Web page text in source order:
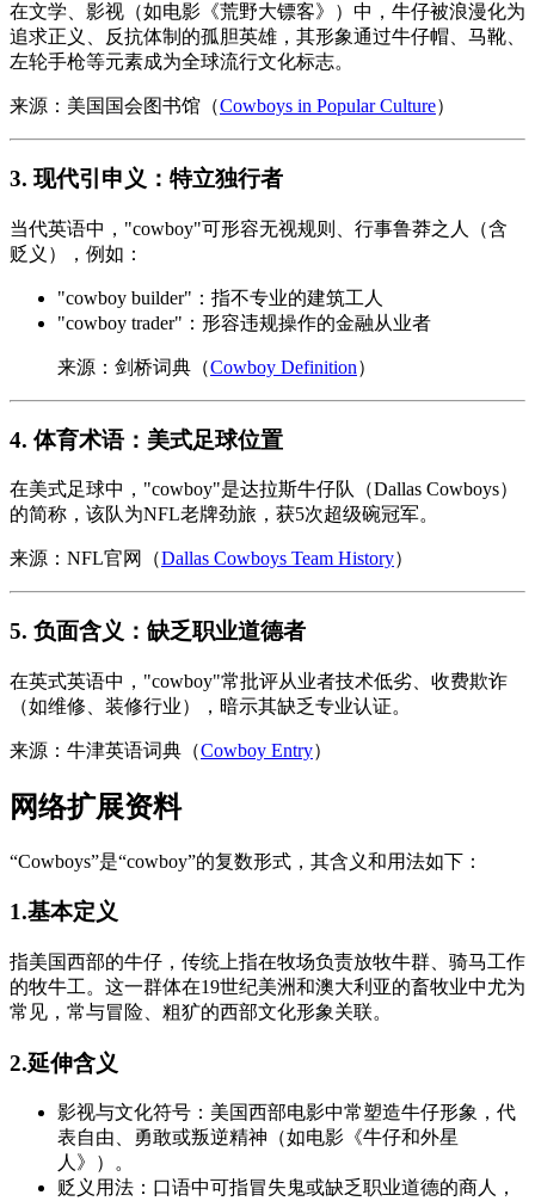
在文学、影视（如电影《荒野大镖客》）中，牛仔被浪漫化为
追求正义、反抗体制的孤胆英雄，其形象通过牛仔帽、马靴、
左轮手枪等元素成为全球流行文化标志。
来源：美国国会图书馆（Cowboys in Popular Culture）
3. 现代引申义：特立独行者
当代英语中，"cowboy"可形容无视规则、行事鲁莽之人（含
贬义），例如：
"cowboy builder"：指不专业的建筑工人
"cowboy trader"：形容违规操作的金融从业者
来源：剑桥词典（Cowboy Definition）
4. 体育术语：美式足球位置
在美式足球中，"cowboy"是达拉斯牛仔队（Dallas Cowboys）
的简称，该队为NFL老牌劲旅，获5次超级碗冠军。
来源：NFL官网（Dallas Cowboys Team History）
5. 负面含义：缺乏职业道德者
在英式英语中，"cowboy"常批评从业者技术低劣、收费欺诈
（如维修、装修行业），暗示其缺乏专业认证。
来源：牛津英语词典（Cowboy Entry）
网络扩展资料
“Cowboys”是“cowboy”的复数形式，其含义和用法如下：
1.基本定义
指美国西部的牛仔，传统上指在牧场负责放牧牛群、骑马工作
的牧牛工。这一群体在19世纪美洲和澳大利亚的畜牧业中尤为
常见，常与冒险、粗犷的西部文化形象关联。
2.延伸含义
影视与文化符号：美国西部电影中常塑造牛仔形象，代
表自由、勇敢或叛逆精神（如电影《牛仔和外星
人》）。
贬义用法：口语中可指冒失鬼或缺乏职业道德的商人，